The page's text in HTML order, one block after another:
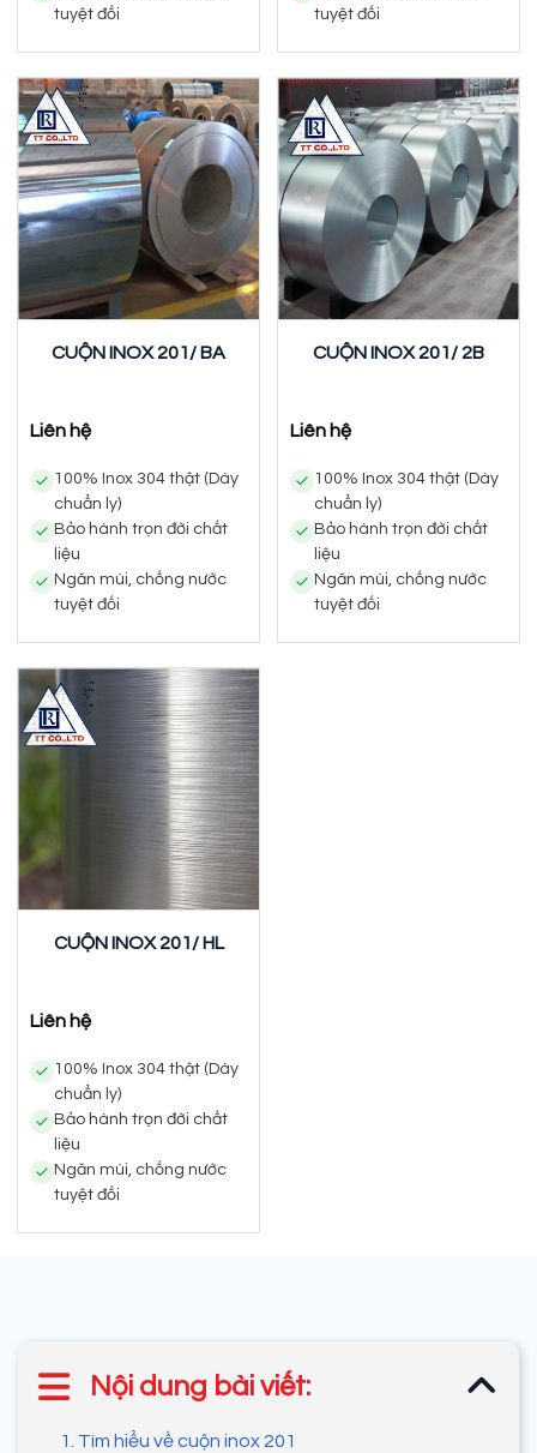
tuyệt đối
tuyệt đối
CUỘN INOX 201/ BA
Liên hệ
100% Inox 304 thật (Dày
chuẩn ly)
Bảo hành trọn đời chất
liệu
Ngăn mùi, chống nước
tuyệt đối
CUỘN INOX 201/ 2B
Liên hệ
100% Inox 304 thật (Dày
chuẩn ly)
Bảo hành trọn đời chất
liệu
Ngăn mùi, chống nước
tuyệt đối
CUỘN INOX 201/ HL
Liên hệ
100% Inox 304 thật (Dày
chuẩn ly)
Bảo hành trọn đời chất
liệu
Ngăn mùi, chống nước
tuyệt đối
Nội dung bài viết:
1. Tìm hiểu về cuộn inox 201